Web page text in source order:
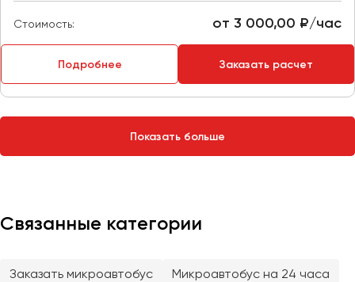
Стоимость: от 3 000,00 ₽/час
Подробнее Заказать расчет
Показать больше
Связанные категории
Заказать микроавтобус
Микроавтобус на 24 часа
Тверь
Томск
Уфа